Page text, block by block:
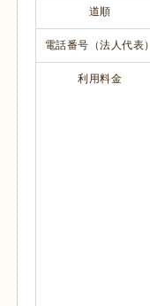
道順
電話番号（法人代表）
利用料金